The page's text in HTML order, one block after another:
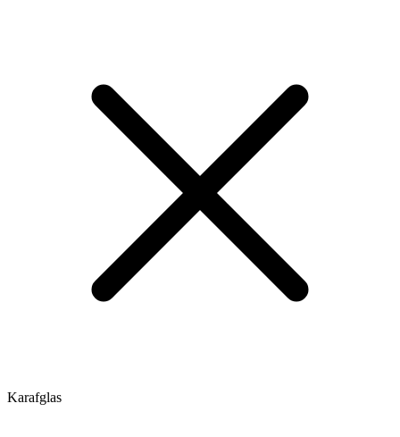
Karafglas